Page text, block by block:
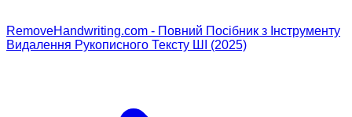
RemoveHandwriting.com - Повний Посібник з Інструменту
Видалення Рукописного Тексту ШІ (2025)